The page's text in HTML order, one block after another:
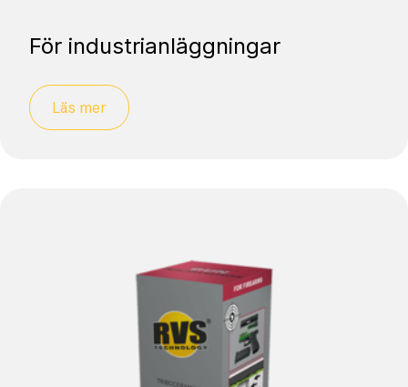
För industrianläggningar
Läs mer